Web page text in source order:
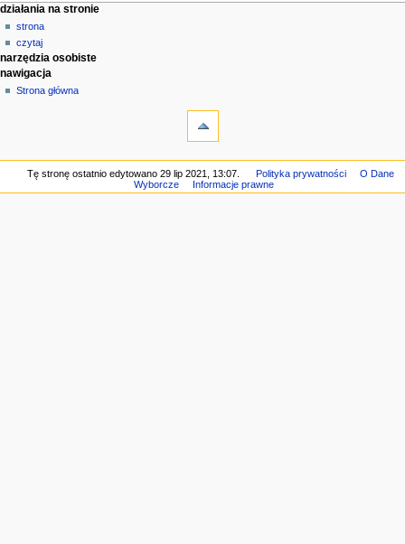
M
e
n
u
n
a
działania na stronie
strona
czytaj
narzędzia osobiste
nawigacja
Strona główna
Tę stronę ostatnio edytowano 29 lip 2021, 13:07. Polityka prywatności
O Dane
Wyborcze
Informacje prawne